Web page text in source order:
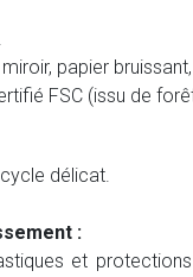
papier
FSC (issu de
délicat.
:
et